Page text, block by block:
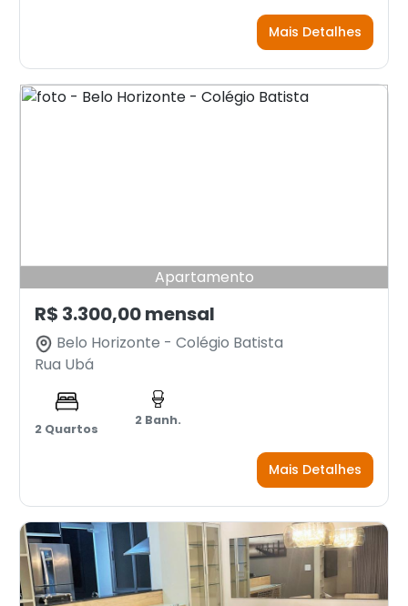
Mais Detalhes
Apartamento
R$ 3.300,00 mensal
Belo Horizonte - Colégio Batista
Rua Ubá
2 Quartos
2 Banh.
Mais Detalhes